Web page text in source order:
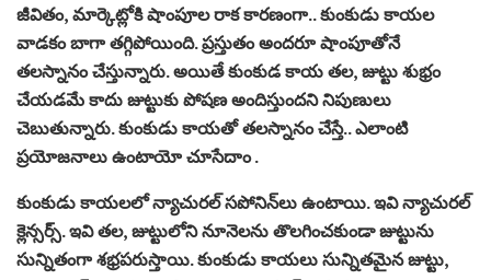
జీవితం, మార్కెట్లోకి షాంపూల రాక కారణంగా.. కుంకుడు కాయల
వాడకం బాగా తగ్గిపోయింది. ప్రస్తుతం అందరూ షాంపూతోనే
తలస్నానం చేస్తున్నారు. అయితే కుంకుడ కాయ తల, జుట్టు శుభ్రం
చేయడమే కాదు జుట్టుకు పోషణ అందిస్తుందని నిపుణులు
చెబుతున్నారు. కుంకుడు కాయతో తలస్నానం చేస్తే.. ఎలాంటి
ప్రయోజనాలు ఉంటాయో చూసేదాం .​
కుంకుడు కాయలలో న్యాచురల్‌ సపోనిన్‌లు ఉంటాయి. ఇవి న్యాచురల్‌
క్లెన్సర్స్‌. ఇవి తల, జుట్టులోని నూనెలను తొలగించకుండా జుట్టును
సున్నితంగా శభ్రపరుస్తాయి. కుంకుడు కాయలు సున్నితమైన జుట్టు,